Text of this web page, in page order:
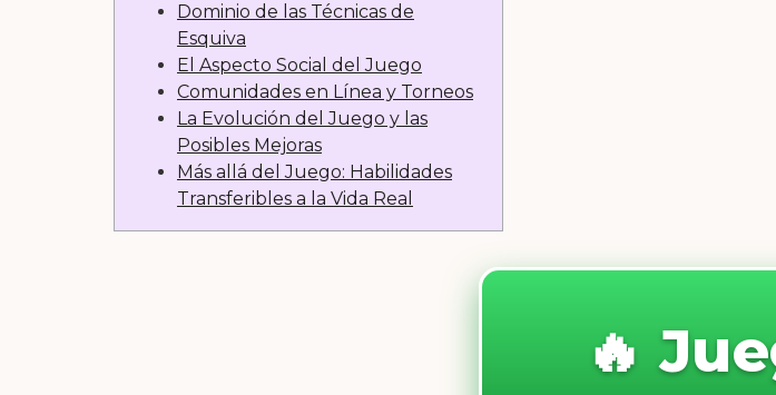
Dominio de las Técnicas de
Esquiva
El Aspecto Social del Juego
Comunidades en Línea y Torneos
La Evolución del Juego y las
Posibles Mejoras
Más allá del Juego: Habilidades
Transferibles a la Vida Real
🔥